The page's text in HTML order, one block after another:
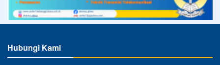
Hubungi Kami